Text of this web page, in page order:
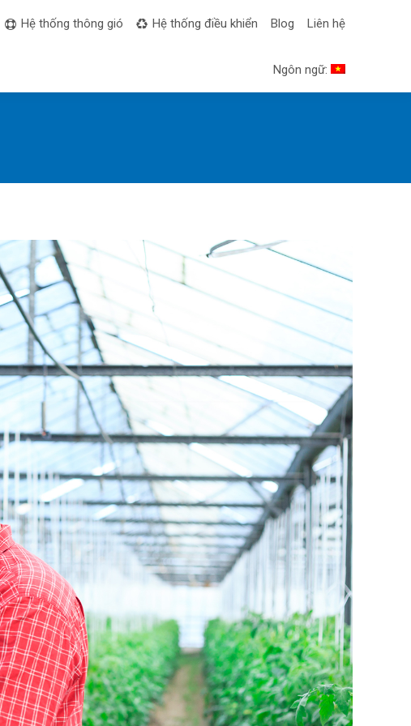
Hệ thống thông gió Hệ thống điều khiển Blog Liên hệ
Ngôn ngữ: